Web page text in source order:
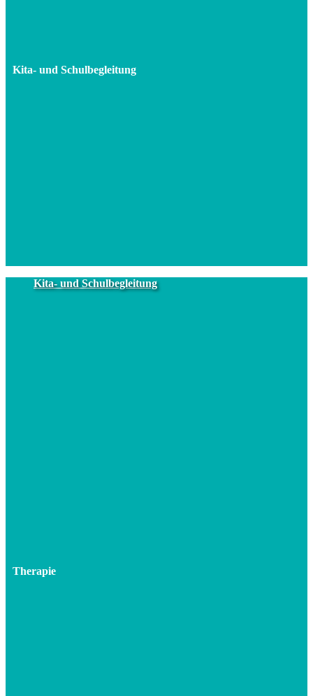
Kita- und Schulbegleitung
Kita- und Schulbegleitung
Therapie